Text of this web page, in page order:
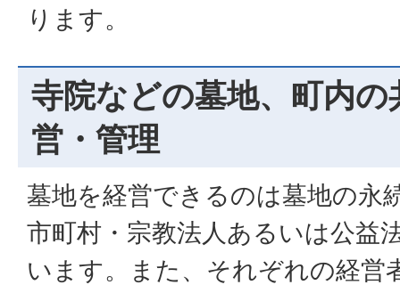
ります。
寺院などの墓地、町内の
営・管理
墓地を経営できるのは墓地の永
市町村・宗教法人あるいは公益
います。また、それぞれの経営